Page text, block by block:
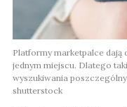
Platformy marketpalce
jednym miejscu. Dlatego
wyszukiwania
shutterstock